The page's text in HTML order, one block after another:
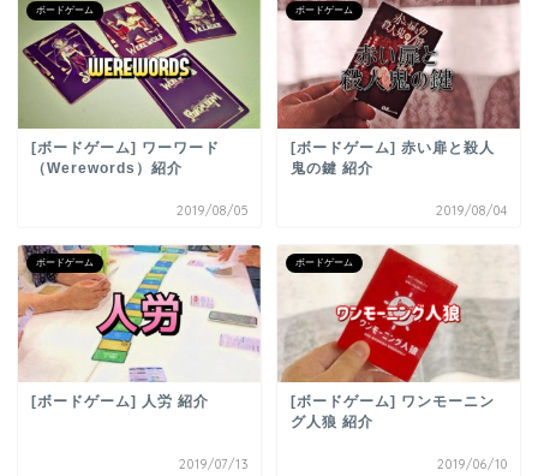
ボードゲーム
[ボードゲーム] ワーワード
（Werewords）紹介
2019/08/05
ボードゲーム
[ボードゲーム] 赤い扉と殺人
鬼の鍵 紹介
2019/08/04
ボードゲーム
[ボードゲーム] 人労 紹介
2019/07/13
ボードゲーム
[ボードゲーム] ワンモーニン
グ人狼 紹介
2019/06/10